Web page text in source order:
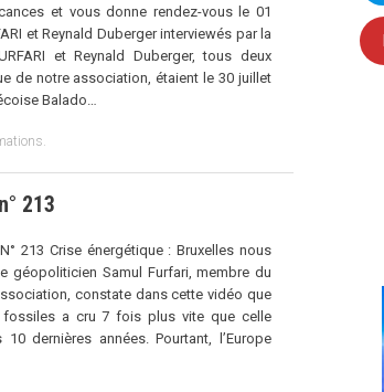
et vous donne rendez-vous le 01
et Reynald Duberger interviewés par la
et Reynald Duberger, tous deux
de notre association, étaient le 30 juillet
Balado…
213
213 Crise énergétique : Bruxelles nous
géopoliticien Samul Furfari, membre du
constate dans cette vidéo que
fossiles a cru 7 fois plus vite que celle
dernières années. Pourtant, l’Europe